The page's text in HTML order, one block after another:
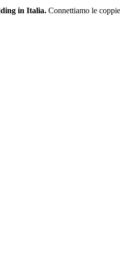
in Italia. Connettiamo le